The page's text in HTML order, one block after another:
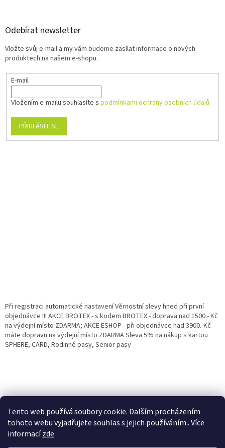
Tento web používá soubory cookie. Dalším procházením
tohoto webu vyjadřujete souhlas s jejich používáním.. Více
informacízde.
Odebírat newsletter
Vložte svůj e-mail a my vám budeme zasílat informace o nových
produktech na našem e-shopu.
E-mail
Vložením e-mailu souhlasíte s podmínkami ochrany osobních údajů
PŘIHLÁSIT SE
Při registraci automatické nastavení Věrnostní slevy hned při první
objednávce !!! AKCE BROTEX - s kodem BROTEX - doprava nad 1500.- Kč
na výdejní místo ZDARMA; AKCE ESHOP - při objednávce nad 3900.-Kč
máte dopravu na výdejní místo ZDARMA Sleva 5% na nákup s kartou
SPHERE, CARD, Rodinné pasy, Senior pasy